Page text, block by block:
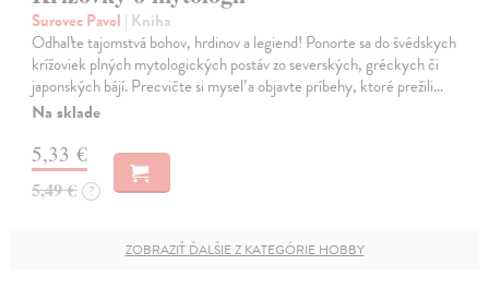
Surovec Pavol | Kniha
Odhaľte tajomstvá bohov, hrdinov a legiend! Ponorte sa do švédskych
krížoviek plných mytologických postáv zo severských, gréckych či
japonských bájí. Precvičte si myseľ a objavte príbehy, ktoré prežili…
Na sklade
5,33 €
5,49 € ?
ZOBRAZIŤ ĎALŠIE Z KATEGÓRIE HOBBY